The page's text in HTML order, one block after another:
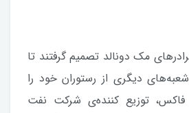
اواخر سال ۱۹۵۳ برادرهای مک دونالد تصمیم گرفتند تا
دیگری از رستوران خود را
فاکس، توزیع کننده‌ی شرکت نفت